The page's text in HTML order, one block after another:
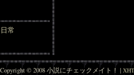
常
Copyright © 2008 小説にチェックメイト！ |